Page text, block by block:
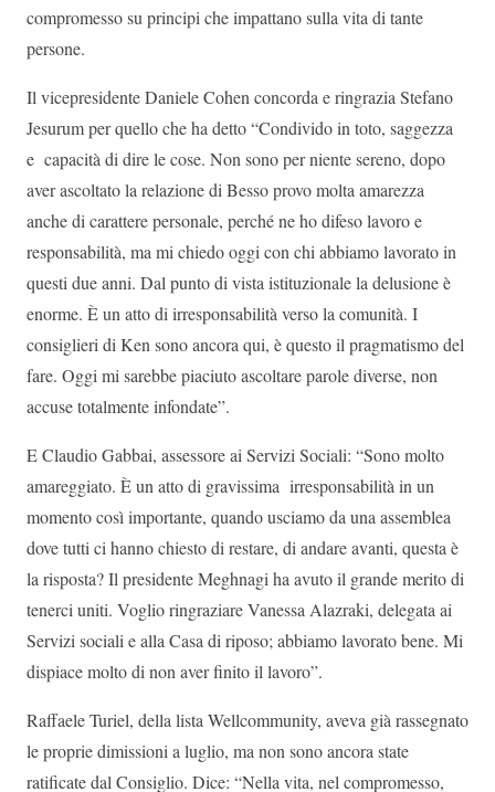
compromesso su principi che impattano sulla vita di tante
persone.
Il vicepresidente Daniele Cohen concorda e ringrazia Stefano
Jesurum per quello che ha detto “Condivido in toto, saggezza
e capacità di dire le cose. Non sono per niente sereno, dopo
aver ascoltato la relazione di Besso provo molta amarezza
anche di carattere personale, perché ne ho difeso lavoro e
responsabilità, ma mi chiedo oggi con chi abbiamo lavorato in
questi due anni. Dal punto di vista istituzionale la delusione è
enorme. È un atto di irresponsabilità verso la comunità. I
consiglieri di Ken sono ancora qui, è questo il pragmatismo del
fare. Oggi mi sarebbe piaciuto ascoltare parole diverse, non
accuse totalmente infondate”.
E Claudio Gabbai, assessore ai Servizi Sociali: “Sono molto
amareggiato. È un atto di gravissima irresponsabilità in un
momento così importante, quando usciamo da una assemblea
dove tutti ci hanno chiesto di restare, di andare avanti, questa è
la risposta? Il presidente Meghnagi ha avuto il grande merito di
tenerci uniti. Voglio ringraziare Vanessa Alazraki, delegata ai
Servizi sociali e alla Casa di riposo; abbiamo lavorato bene. Mi
dispiace molto di non aver finito il lavoro”.
Raffaele Turiel, della lista Wellcommunity, aveva già rassegnato
le proprie dimissioni a luglio, ma non sono ancora state
ratificate dal Consiglio. Dice: “Nella vita, nel compromesso,